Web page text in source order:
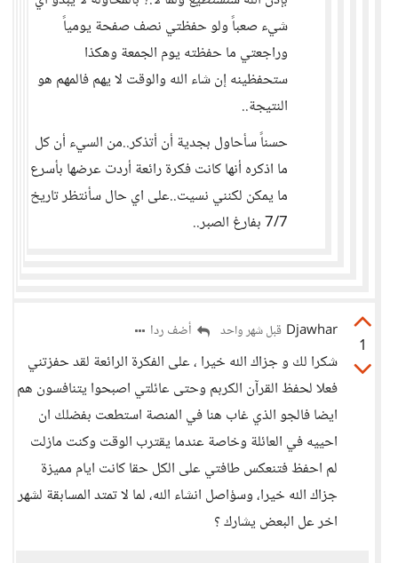
شيء صعباً ولو حفظتي نصف صفحة يومياً
وراجعتي ما حفظته يوم الجمعة وهكذا
ستحفظينه إن شاء الله والوقت لا يهم فالمهم هو
النتيجة..
حسناً سأحاول بجدية أن أتذكر..من السيء أن كل
ما اذكره أنها كانت فكرة رائعة أردت عرضها بأسرع
ما يمكن لكنني نسيت..على اي حال سأنتظر تاريخ
7/7 بفارغ الصبر..
1
Djawhar قبل شهر واحد أضف ردا
شكرا لك و جزاك الله خيرا ، على الفكرة الرائعة لقد حفزتني
فعلا لحفظ القرآن الكربم وحتى عائلتي اصبحوا يتنافسون هم
ايضا فالجو الذي غاب هنا في المنصة استطعت بفضلك ان
احييه في العائلة وخاصة عندما يقترب الوقت وكنت مازلت
لم احفظ فتنعكس طافتي على الكل حقا كانت ايام مميزة
جزاك الله خيرا، وسؤاصل انشاء الله، لما لا تمتد المسابقة لشهر
اخر عل البعض يشارك ؟